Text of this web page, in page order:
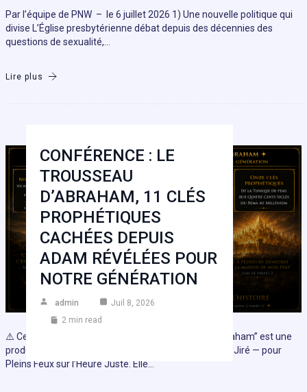
Par l’équipe de PNW – le 6 juillet 2026 1) Une nouvelle politique qui
divise L’Église presbytérienne débat depuis des décennies des
questions de sexualité,…
Lire plus
CONFÉRENCE : LE
TROUSSEAU
D’ABRAHAM, 11 CLÉS
PROPHÉTIQUES
CACHÉES DEPUIS
ADAM RÉVÉLÉES POUR
NOTRE GÉNÉRATION
admin
Juil 8, 2026
2 min read
⚠️ Cette conférence magistrale “Le Trousseau d’Abraham” est une
production originale d’Yvan Jaccard — Association El Jiré — pour
Pleins Feux sur l’Heure Juste. Elle…